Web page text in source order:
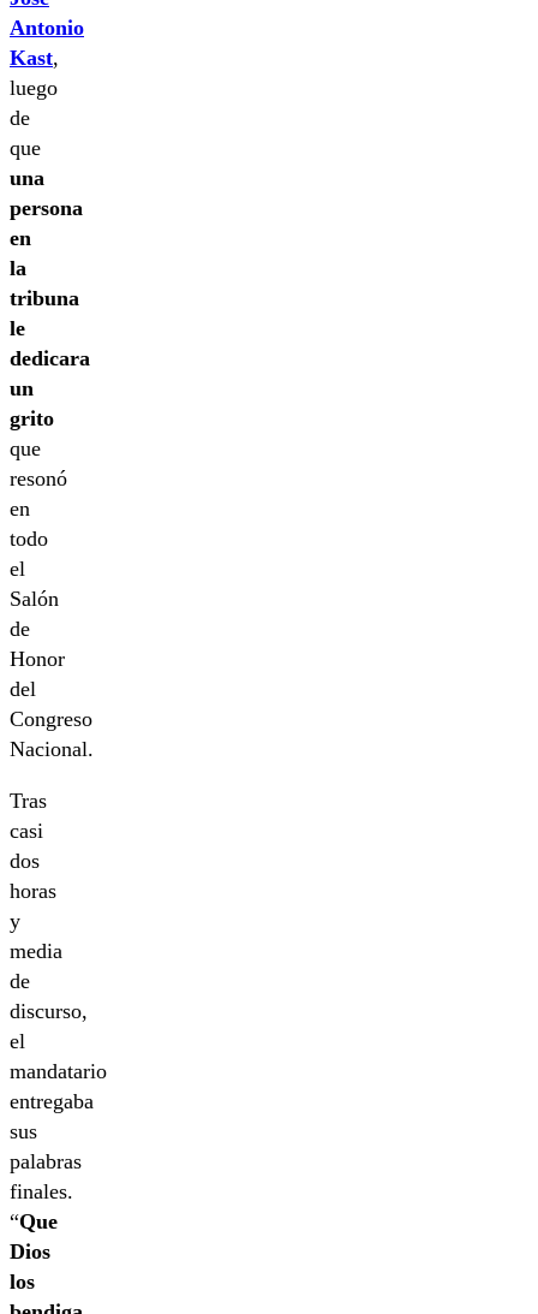
Antonio
Kast,
luego
de
que
una
persona
en
la
tribuna
le
dedicara
un
grito
que
resonó
en
todo
el
Salón
de
Honor
del
Congreso
Nacional.
Tras
casi
dos
horas
y
media
de
discurso,
el
mandatario
entregaba
sus
palabras
finales.
“Que
Dios
los